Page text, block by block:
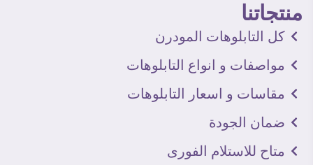
منتجاتنا
كل التابلوهات المودرن
مواصفات و انواع التابلوهات
مقاسات و اسعار التابلوهات
ضمان الجودة
متاح للاستلام الفورى